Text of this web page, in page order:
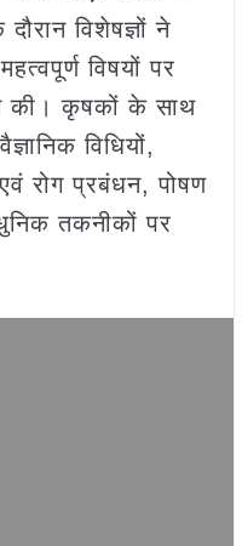
विशेषज्ञों ने
विषयों पर
की। कृषकों के साथ
विधियों,
रोग प्रबंधन, पोषण
तकनीकों पर